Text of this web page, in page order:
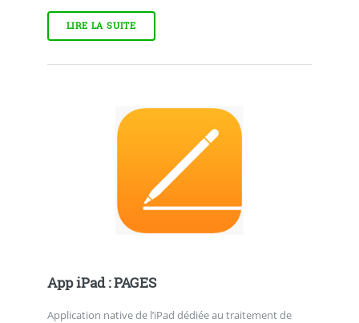
LIRE LA SUITE
App iPad : PAGES
Application native de l’iPad dédiée au traitement de